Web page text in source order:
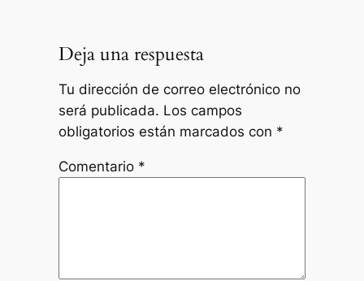
Deja una respuesta
Tu dirección de correo electrónico no
será publicada. Los campos
obligatorios están marcados con *
Comentario *